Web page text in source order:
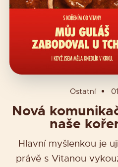
Ostatní
Nová
naše
Hlavní myšlenkou je
právě s Vitanou